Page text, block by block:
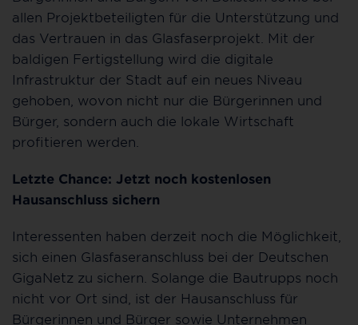
allen Projektbeteiligten für die Unterstützung und
das Vertrauen in das Glasfaserprojekt. Mit der
baldigen Fertigstellung wird die digitale
Infrastruktur der Stadt auf ein neues Niveau
gehoben, wovon nicht nur die Bürgerinnen und
Bürger, sondern auch die lokale Wirtschaft
profitieren werden.
Letzte Chance: Jetzt noch kostenlosen
Hausanschluss sichern
Interessenten haben derzeit noch die Möglichkeit,
sich einen Glasfaseranschluss bei der Deutschen
GigaNetz zu sichern. Solange die Bautrupps noch
nicht vor Ort sind, ist der Hausanschluss für
Bürgerinnen und Bürger sowie Unternehmen